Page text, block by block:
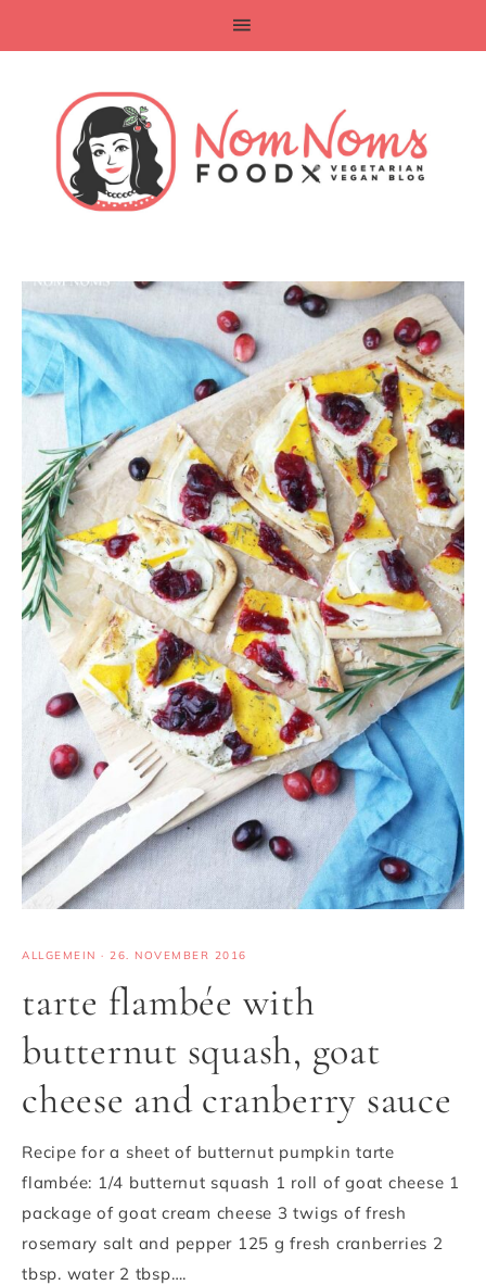
ALLGEMEIN · 26. NOVEMBER 2016
tarte flambée with
butternut squash, goat
cheese and cranberry sauce
Recipe for a sheet of butternut pumpkin tarte
flambée: 1/4 butternut squash 1 roll of goat cheese 1
package of goat cream cheese 3 twigs of fresh
rosemary salt and pepper 125 g fresh cranberries 2
tbsp. water 2 tbsp….